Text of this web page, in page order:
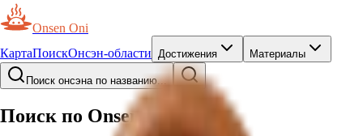
Onsen Oni
КартаПоискОнсэн-области Достижения Материалы
Поиск онсэна по названию...
Поиск по Onsen Oni